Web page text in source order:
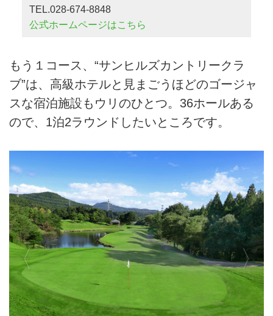
TEL.028-674-8848
公式ホームページはこちら
もう１コース、“サンヒルズカントリークラ
ブ”は、高級ホテルと見まごうほどのゴージャ
スな宿泊施設もウリのひとつ。36ホールある
ので、1泊2ラウンドしたいところです。